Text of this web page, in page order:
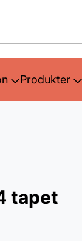
Produkter
tapet